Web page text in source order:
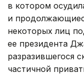
в котором
и
некоторых лиц
ее президента
разразившегося
частичной